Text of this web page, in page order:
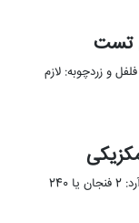
نمک و فلفل و زردچوبه: لازم
مواد لازم: آب ولرم: 3/4 فنجان یا 180 میلی لیتر آرد: 2 فنجان یا 240